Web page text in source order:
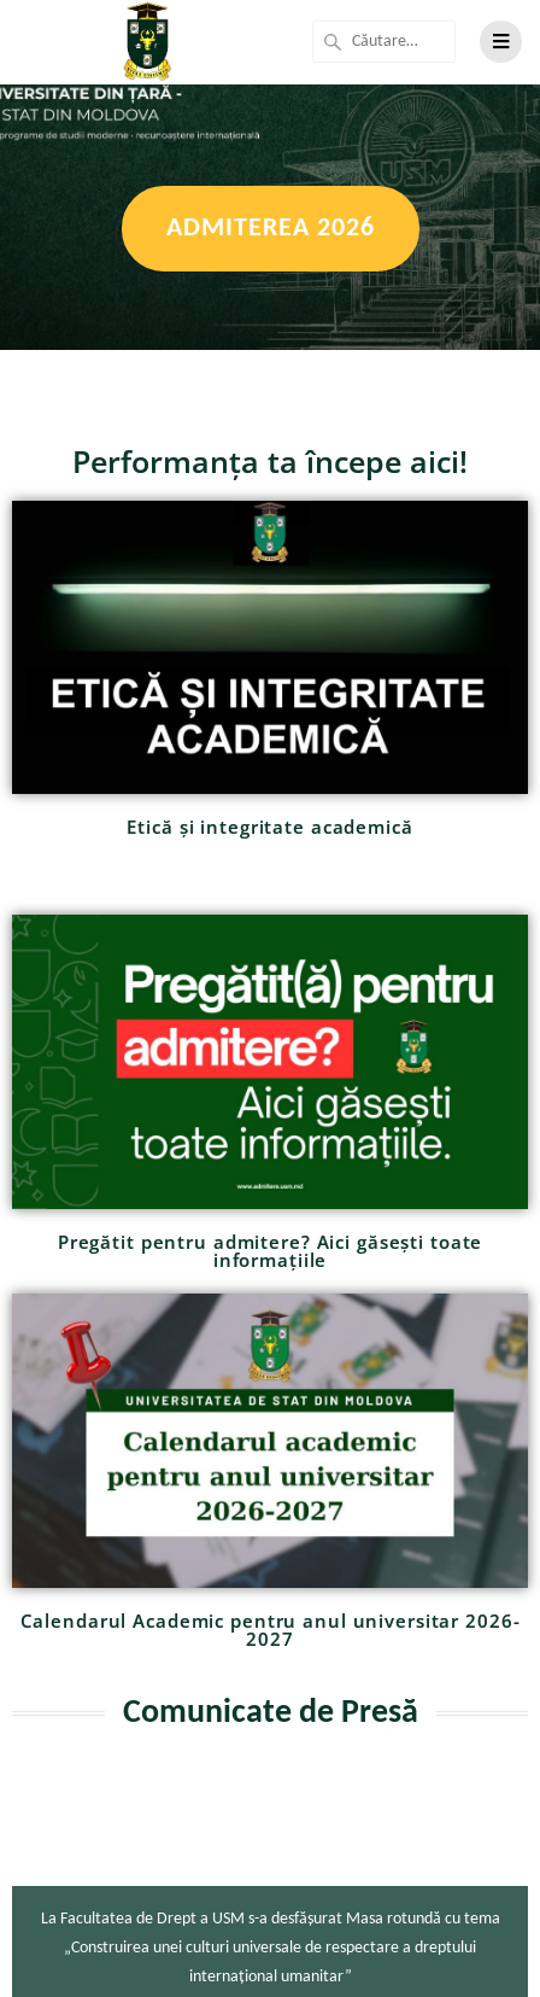
ADMITEREA 2026
Performanța ta începe aici!
Etică și integritate academică
Pregătit pentru admitere? Aici găsești toate
informațiile
Calendarul Academic pentru anul universitar 2026-
2027
Comunicate de Presă
La Facultatea de Drept a USM s-a desfășurat Masa rotundă cu tema
„Construirea unei culturi universale de respectare a dreptului
internațional umanitar”